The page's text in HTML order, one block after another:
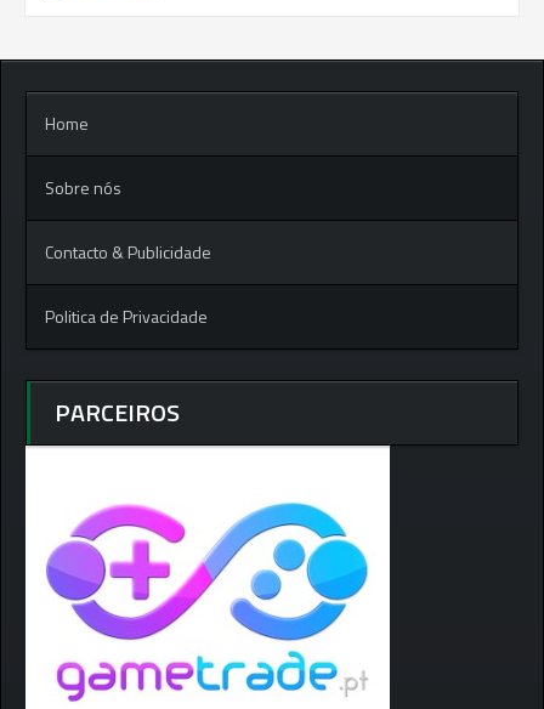
Home
Sobre nós
Contacto & Publicidade
Politica de Privacidade
PARCEIROS